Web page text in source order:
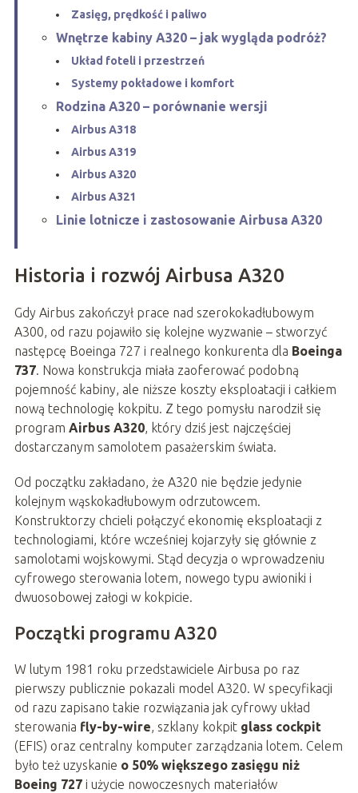
Zasięg, prędkość i paliwo
Wnętrze kabiny A320 – jak wygląda podróż?
Układ foteli i przestrzeń
Systemy pokładowe i komfort
Rodzina A320 – porównanie wersji
Airbus A318
Airbus A319
Airbus A320
Airbus A321
Linie lotnicze i zastosowanie Airbusa A320
Historia i rozwój Airbusa A320
Gdy Airbus zakończył prace nad szerokokadłubowym
A300, od razu pojawiło się kolejne wyzwanie – stworzyć
następcę Boeinga 727 i realnego konkurenta dla Boeinga
737. Nowa konstrukcja miała zaoferować podobną
pojemność kabiny, ale niższe koszty eksploatacji i całkiem
nową technologię kokpitu. Z tego pomysłu narodził się
program Airbus A320, który dziś jest najczęściej
dostarczanym samolotem pasażerskim świata.
Od początku zakładano, że A320 nie będzie jedynie
kolejnym wąskokadłubowym odrzutowcem.
Konstruktorzy chcieli połączyć ekonomię eksploatacji z
technologiami, które wcześniej kojarzyły się głównie z
samolotami wojskowymi. Stąd decyzja o wprowadzeniu
cyfrowego sterowania lotem, nowego typu awioniki i
dwuosobowej załogi w kokpicie.
Początki programu A320
W lutym 1981 roku przedstawiciele Airbusa po raz
pierwszy publicznie pokazali model A320. W specyfikacji
od razu zapisano takie rozwiązania jak cyfrowy układ
sterowania fly-by-wire, szklany kokpit glass cockpit
(EFIS) oraz centralny komputer zarządzania lotem. Celem
było też uzyskanie o 50% większego zasięgu niż
Boeing 727i użycie nowoczesnych materiałów